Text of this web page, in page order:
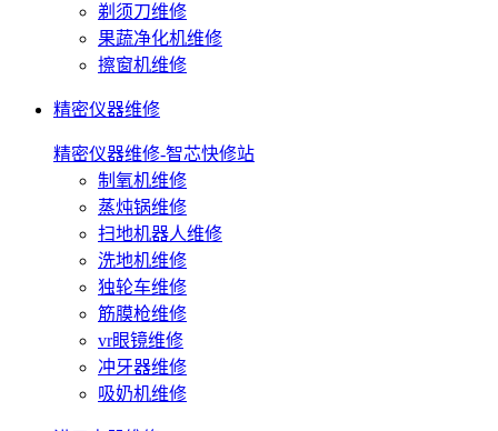
剃须刀维修
果蔬净化机维修
擦窗机维修
精密仪器维修
精密仪器维修-智芯快修站
制氧机维修
蒸炖锅维修
扫地机器人维修
洗地机维修
独轮车维修
筋膜枪维修
vr眼镜维修
冲牙器维修
吸奶机维修